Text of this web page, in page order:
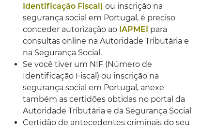
Identificação Fiscal) ou inscrição na
segurança social em Portugal, é preciso
conceder autorização ao IAPMEI para
consultas online na Autoridade Tributária e
na Segurança Social.
Se você tiver um NIF (Número de
Identificação Fiscal) ou inscrição na
segurança social em Portugal, anexe
também as certidões obtidas no portal da
Autoridade Tributária e da Segurança Social
Certidão de antecedentes criminais do seu